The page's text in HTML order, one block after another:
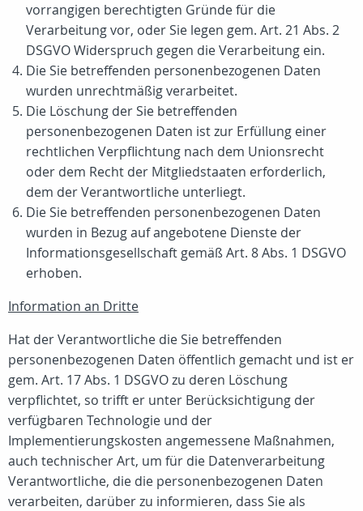
vorrangigen berechtigten Gründe für die
Verarbeitung vor, oder Sie legen gem. Art. 21 Abs. 2
DSGVO Widerspruch gegen die Verarbeitung ein.
Die Sie betreffenden personenbezogenen Daten
wurden unrechtmäßig verarbeitet.
Die Löschung der Sie betreffenden
personenbezogenen Daten ist zur Erfüllung einer
rechtlichen Verpflichtung nach dem Unionsrecht
oder dem Recht der Mitgliedstaaten erforderlich,
dem der Verantwortliche unterliegt.
Die Sie betreffenden personenbezogenen Daten
wurden in Bezug auf angebotene Dienste der
Informationsgesellschaft gemäß Art. 8 Abs. 1 DSGVO
erhoben.
Information an Dritte
Hat der Verantwortliche die Sie betreffenden
personenbezogenen Daten öffentlich gemacht und ist er
gem. Art. 17 Abs. 1 DSGVO zu deren Löschung
verpflichtet, so trifft er unter Berücksichtigung der
verfügbaren Technologie und der
Implementierungskosten angemessene Maßnahmen,
auch technischer Art, um für die Datenverarbeitung
Verantwortliche, die die personenbezogenen Daten
verarbeiten, darüber zu informieren, dass Sie als